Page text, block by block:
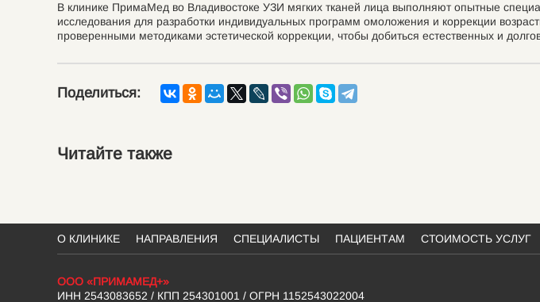
В клинике ПримаМед во Владивостоке УЗИ мягких тканей лица выполняют опытные
исследования для разработки индивидуальных программ омоложения и коррекции
проверенными методиками эстетической коррекции, чтобы добиться естественных и
Поделиться:
Читайте также
О КЛИНИКЕ НАПРАВЛЕНИЯ СПЕЦИАЛИСТЫ ПАЦИЕНТАМ СТОИМОСТЬ УСЛУГ
ООО «ПРИМАМЕД+»
ИНН 2543083652 / КПП 254301001 / ОГРН 1152543022004